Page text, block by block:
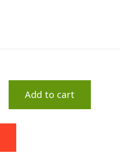
Add to cart